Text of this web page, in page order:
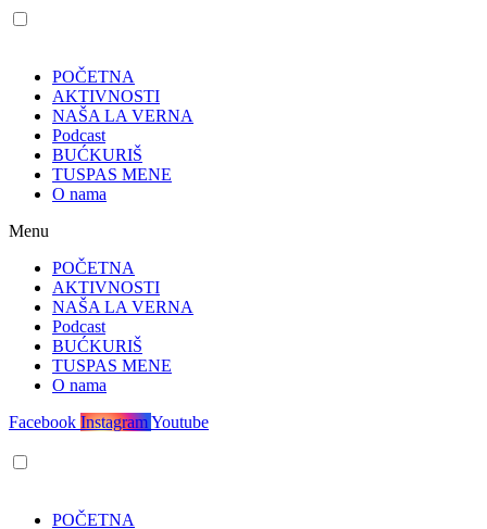
POČETNA
AKTIVNOSTI
NAŠA LA VERNA
Podcast
BUĆKURIŠ
TUSPAS MENE
O nama
Menu
POČETNA
AKTIVNOSTI
NAŠA LA VERNA
Podcast
BUĆKURIŠ
TUSPAS MENE
O nama
Facebook InstagramYoutube
POČETNA